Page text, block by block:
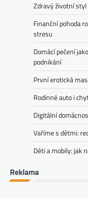
Zdravý životní
Finanční pohoda
stresu
Domácí pečení
podnikání
První erotická
Rodinné auto i
Digitální
Vaříme s dětmi:
Děti a mobily: jak
Reklama